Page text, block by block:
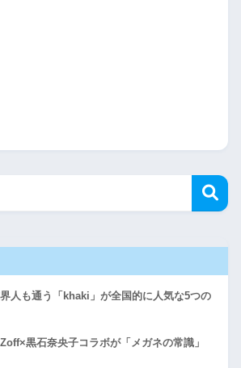
界人も通う「khaki」が全国的に人気な5つの
黒石奈央子コラボが「メガネの常識」